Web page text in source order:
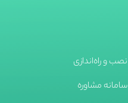
نصب و راه‌اندازی
سامانه مشاوره